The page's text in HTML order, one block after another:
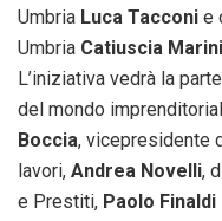
Umbria Luca Tacconi e
Umbria Catiuscia
L’iniziativa vedrà la
del mondo
Boccia, vicepresidente
lavori, Andrea Novelli,
e Prestiti, Paolo Finaldi